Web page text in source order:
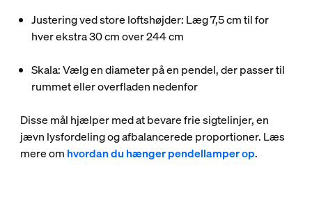
Justering ved store loftshøjder: Læg 7,5 cm til for
hver ekstra 30 cm over 244 cm
Skala: Vælg en diameter på en pendel, der passer til
rummet eller overfladen nedenfor
Disse mål hjælper med at bevare frie sigtelinjer, en
jævn lysfordeling og afbalancerede proportioner. Læs
mere om hvordan du hænger pendellamper op.